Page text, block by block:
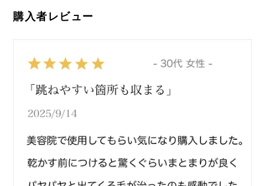
購入者レビュー